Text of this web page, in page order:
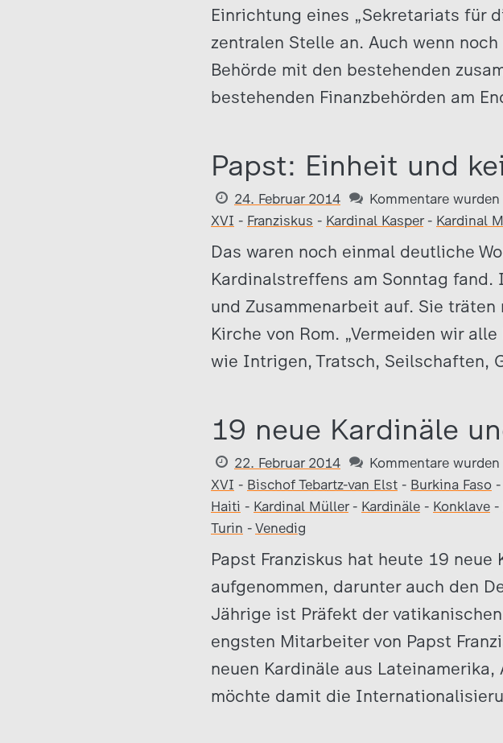
Einrichtung eines „Sekretariats für
zentralen Stelle an. Auch wenn
Behörde mit den bestehenden
bestehenden Finanzbehörden am
Papst: Einheit und
24. Februar 2014 Kommentare
XVI - Franziskus - Kardinal Kasper- Kardinal
Das waren noch einmal deutliche
Kardinalstreffens am Sonntag
und Zusammenarbeit auf. Sie
Kirche von Rom. „Vermeiden wir
wie Intrigen, Tratsch, Seilschaften,
19 neue Kardinäle
22. Februar 2014 Kommentare
XVI - Bischof Tebartz-van Elst - Burkina Faso -
Haiti - Kardinal Müller- Kardinäle - Konklave -
Turin - Venedig
Papst Franziskus hat heute 19
aufgenommen, darunter auch den
Jährige ist Präfekt der
engsten Mitarbeiter von Papst
neuen Kardinäle aus Lateinamerika,
möchte damit die